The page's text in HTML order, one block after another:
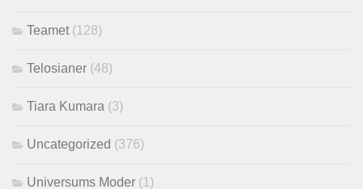
Teamet (128)
Telosianer (48)
Tiara Kumara (3)
Uncategorized (376)
Universums Moder (1)